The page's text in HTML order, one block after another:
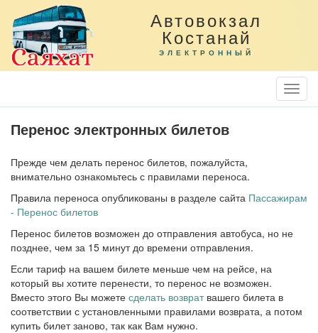
Автовокзал
Костанай
ЭЛЕКТРОННЫЙ
Перенос электронных билетов
Прежде чем делать перенос билетов, пожалуйста,
внимательно ознакомьтесь с правилами переноса.
Правила переноса опубликованы в разделе сайта Пассажирам
- Перенос билетов
Перенос билетов возможен до отправления автобуса, но не
позднее, чем за 15 минут до времени отправления.
Если тариф на вашем билете меньше чем на рейсе, на
который вы хотите перенести, то перенос не возможен.
Вместо этого Вы можете сделать возвратвашего билета в
соответствии с установленными правилами возврата, а потом
купить билет заново, так как Вам нужно.